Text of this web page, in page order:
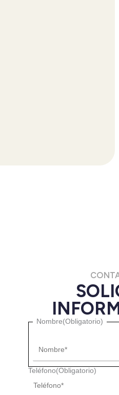
Nombre(Obligatorio)
Teléfono(Obligatorio)